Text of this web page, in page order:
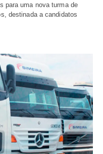
para uma nova turma de
destinada a candidatos